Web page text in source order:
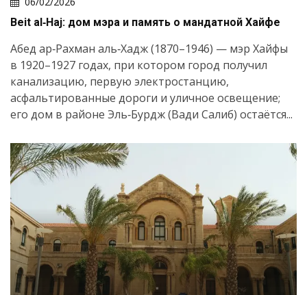
Beit al‑Haj: дом мэра и память о мандатной Хайфе
Абед ар‑Рахман аль‑Хадж (1870–1946) — мэр Хайфы
в 1920–1927 годах, при котором город получил
канализацию, первую электростанцию,
асфальтированные дороги и уличное освещение;
его дом в районе Эль‑Бурдж (Вади Салиб) остаётся...